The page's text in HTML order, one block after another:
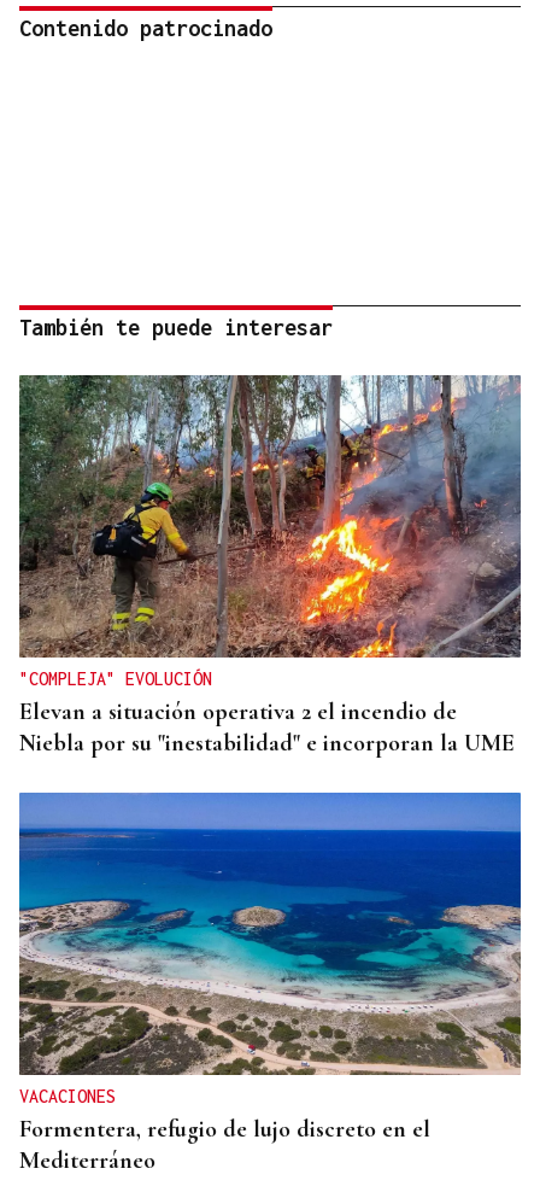
Contenido patrocinado
También te puede interesar
"COMPLEJA" EVOLUCIÓN
Elevan a situación operativa 2 el incendio de
Niebla por su "inestabilidad" e incorporan la UME
VACACIONES
Formentera, refugio de lujo discreto en el
Mediterráneo